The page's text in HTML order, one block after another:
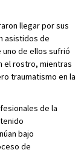
llegar por sus
asistidos de
de ellos sufrió
el rostro, mientras
traumatismo en la
de la
bajo
de